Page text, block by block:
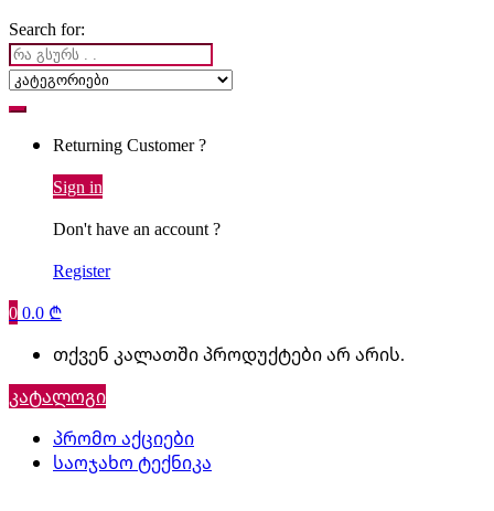
Search for:
Returning Customer ?
Sign in
Don't have an account ?
Register
00.0 ₾
თქვენ კალათში პროდუქტები არ არის.
კატალოგი
პრომო აქციები
საოჯახო ტექნიკა